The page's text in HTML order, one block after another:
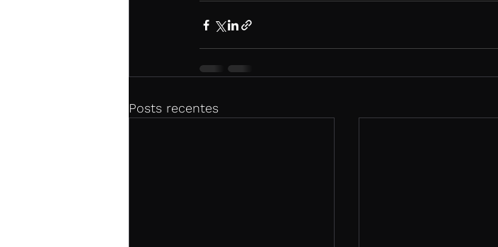
Posts recentes